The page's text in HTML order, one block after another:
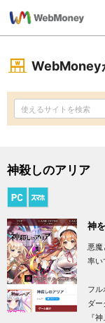
WebMoney
神殺しのアリア
神
悪魔
率い
フ
ダー
『